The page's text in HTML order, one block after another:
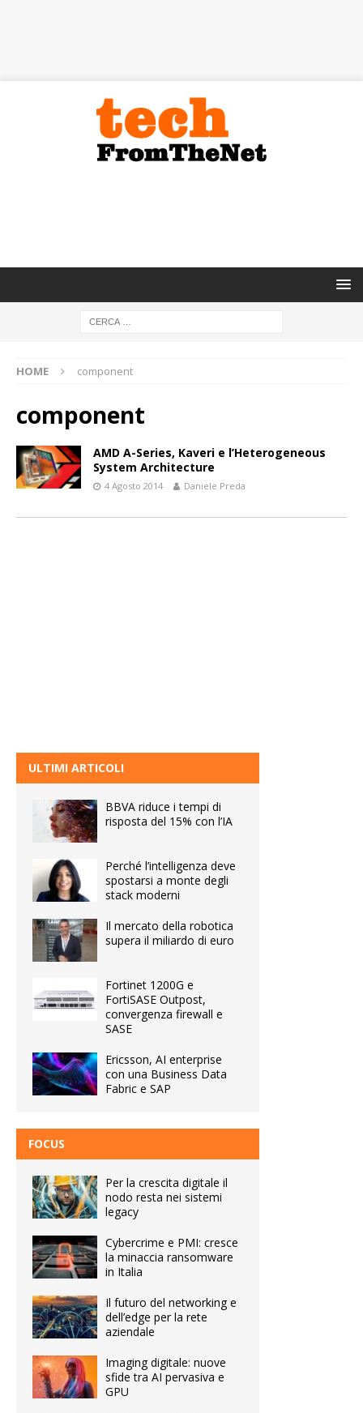
HOME component
component
AMD A-Series, Kaveri e l’Heterogeneous
System Architecture
4 Agosto 2014 Daniele Preda
ULTIMI ARTICOLI
BBVA riduce i tempi di
risposta del 15% con l’IA
Perché l’intelligenza deve
spostarsi a monte degli
stack moderni
Il mercato della robotica
supera il miliardo di euro
Fortinet 1200G e
FortiSASE Outpost,
convergenza firewall e
SASE
Ericsson, AI enterprise
con una Business Data
Fabric e SAP
FOCUS
Per la crescita digitale il
nodo resta nei sistemi
legacy
Cybercrime e PMI: cresce
la minaccia ransomware
in Italia
Il futuro del networking e
dell’edge per la rete
aziendale
Imaging digitale: nuove
sfide tra AI pervasiva e
GPU